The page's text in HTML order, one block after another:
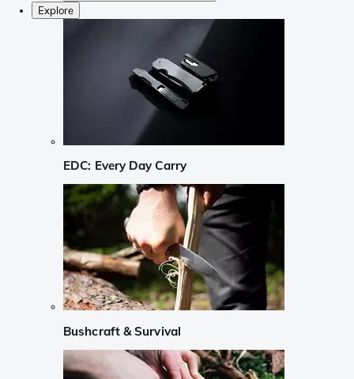
Explore
EDC: Every Day Carry
Bushcraft & Survival